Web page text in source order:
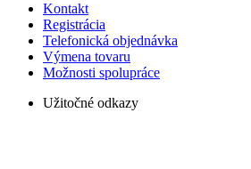
Kontakt
Registrácia
Telefonická objednávka
Výmena tovaru
Možnosti spolupráce
Užitočné odkazy